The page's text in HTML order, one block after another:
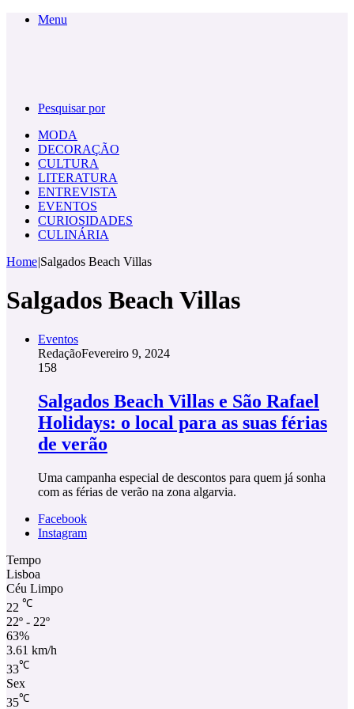
Menu
Pesquisar por
MODA
DECORAÇÃO
CULTURA
LITERATURA
ENTREVISTA
EVENTOS
CURIOSIDADES
CULINÁRIA
Home|Salgados Beach Villas
Salgados Beach Villas
Eventos
RedaçãoFevereiro 9, 2024
158
Salgados Beach Villas e São Rafael
Holidays: o local para as suas férias
de verão
Uma campanha especial de descontos para quem já sonha
com as férias de verão na zona algarvia.
Facebook
Instagram
Tempo
Lisboa
Céu Limpo
22 ℃
22º - 22º
63%
3.61 km/h
33℃
Sex
35℃